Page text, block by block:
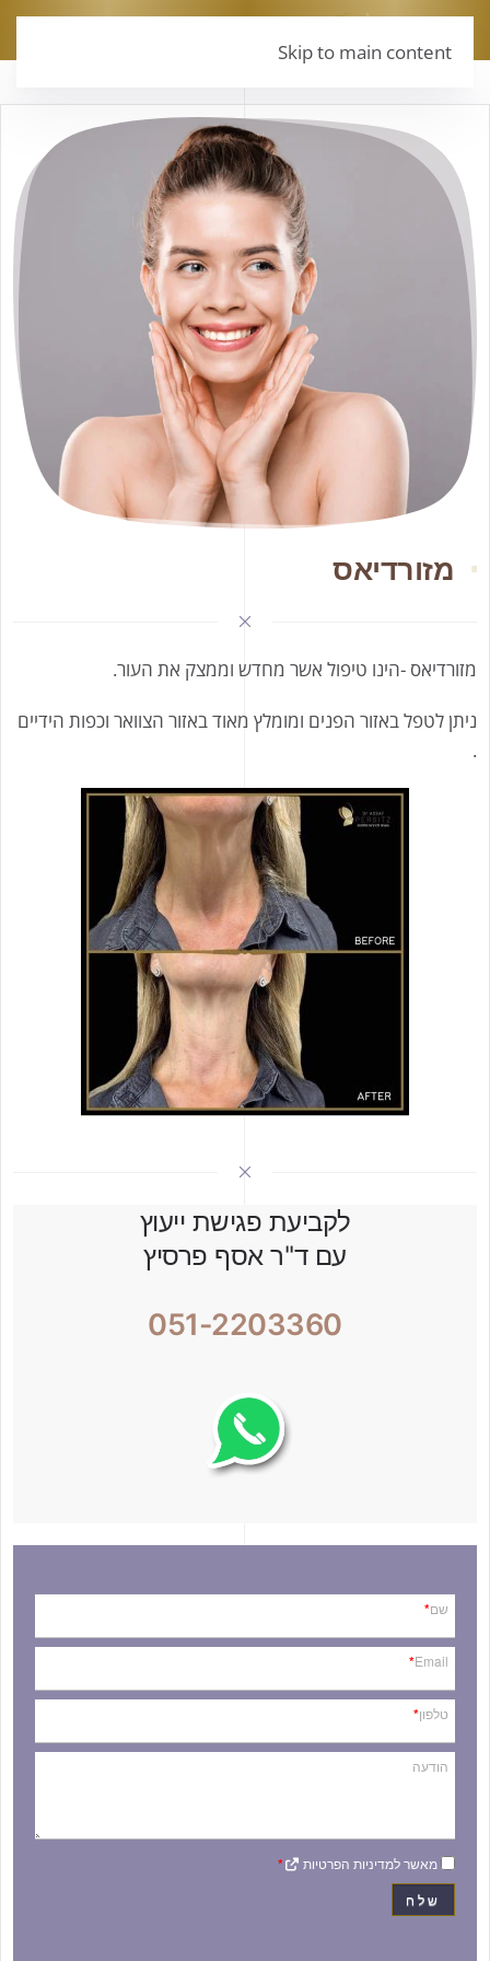
Skip to main content
מזורדיאס
מזורדיאס -הינו טיפול אשר מחדש וממצק את העור.
ניתן לטפל באזור הפנים ומומלץ מאוד באזור הצוואר וכפות הידיים
.
לקביעת פגישת ייעוץ
עם ד''ר אסף פרסיץ
051-2203360
שם*
Email
*
טלפון*
הודעה
מאשר למדיניות הפרטיות *
שלח